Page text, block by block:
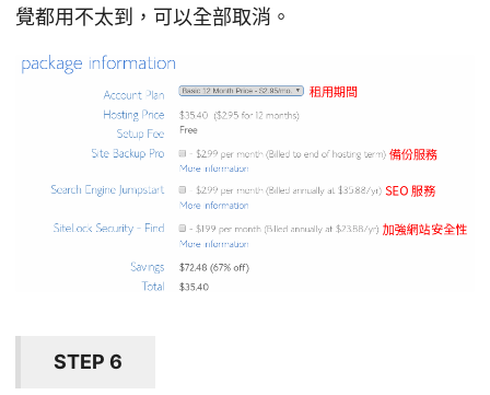
覺都用不太到，可以全部取消。
STEP 6